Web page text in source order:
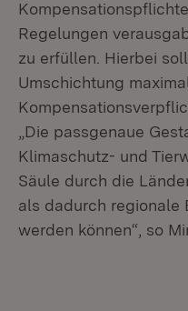
Regelungen
zu erfüllen. Hierbei
Umschichtung
„Die passgenaue
Klimaschutz- und
Säule durch die
als dadurch regionale
werden können“, so